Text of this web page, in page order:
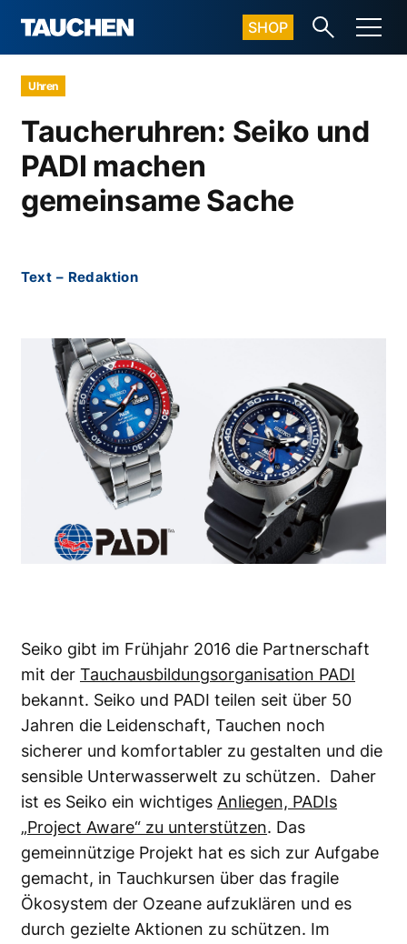
SHOP
Uhren
Taucheruhren: Seiko und
PADI machen
gemeinsame Sache
Text – Redaktion
Seiko gibt im Frühjahr 2016 die Partnerschaft
mit der Tauchausbildungsorganisation PADI
bekannt. Seiko und PADI teilen seit über 50
Jahren die Leidenschaft, Tauchen noch
sicherer und komfortabler zu gestalten und die
sensible Unterwasserwelt zu schützen. Daher
ist es Seiko ein wichtiges Anliegen, PADIs
„Project Aware“ zu unterstützen. Das
gemeinnützige Projekt hat es sich zur Aufgabe
gemacht, in Tauchkursen über das fragile
Ökosystem der Ozeane aufzuklären und es
durch gezielte Aktionen zu schützen. Im